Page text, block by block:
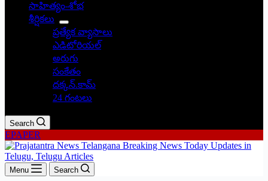
సాహిత్యం-శోభ
శీర్షికలు
ప్రత్యేక వ్యాసాలు
ఎడిటోరియల్
అరుగు
సంకేతం
దక్కన్.కామ్
24 గంటలు
Search
EPAPER
Menu Search